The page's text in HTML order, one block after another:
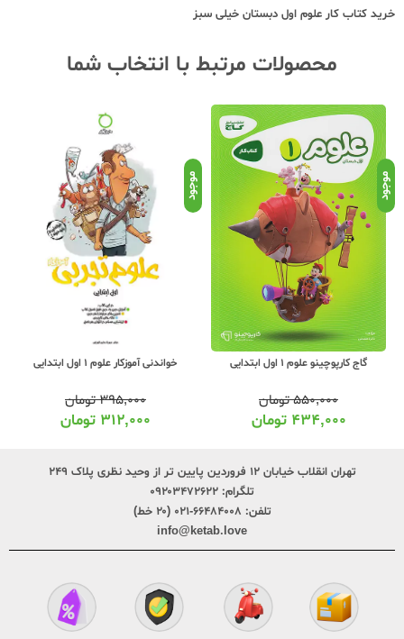
خرید کتاب کار علوم اول دبستان خیلی سبز
محصولات مرتبط با انتخاب شما
موجود
گاج کارپوچینو علوم 1 اول ابتدایی
۵۵۰,۰۰۰تومان
۴۳۴,۰۰۰ تومان
موجود
خواندنی آموزکار علوم 1 اول ابتدایی
۳۹۵,۰۰۰تومان
۳۱۲,۰۰۰ تومان
تهران انقلاب خیابان ۱۲ فروردین پایین تر از وحید نظری پلاک ۲۴۹
تلگرام: ۰۹۲۰۳۴۷۲۶۲۲
تلفن: ۶۶۴۸۴۰۰۸-۰۲۱ (۲۰ خط)
info@ketab.love